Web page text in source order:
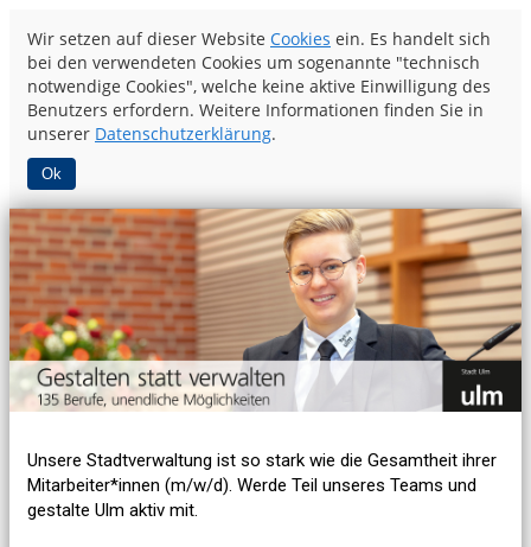
Wir setzen auf dieser Website Cookies ein. Es handelt sich
bei den verwendeten Cookies um sogenannte "technisch
notwendige Cookies", welche keine aktive Einwilligung des
Benutzers erfordern. Weitere Informationen finden Sie in
unserer Datenschutzerklärung.
Ok
Unsere Stadtverwaltung ist so stark wie die Gesamtheit ihrer
Mitarbeiter*innen (m/w/d). Werde Teil unseres Teams und
gestalte Ulm aktiv mit.